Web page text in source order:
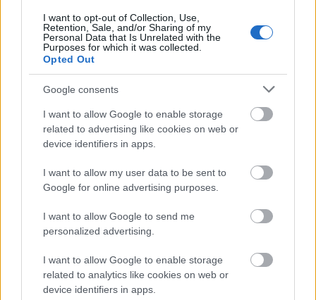
I want to opt-out of Collection, Use,
Retention, Sale, and/or Sharing of my
Personal Data that Is Unrelated with the
Purposes for which it was collected.
Opted Out
Google consents
I want to allow Google to enable storage
related to advertising like cookies on web or
device identifiers in apps.
I want to allow my user data to be sent to
Google for online advertising purposes.
I want to allow Google to send me
personalized advertising.
I want to allow Google to enable storage
related to analytics like cookies on web or
device identifiers in apps.
Christopher Moore - Bolond
Makranczos•2015. december 30.
Kedvenc nevettetőm legújabb regényét már hetekkel
korábban olvastam, de még ma is elmosolyodom,
ha csak rá gondolok. Végre visszakaptam az én
szeretett írómat. BOLOND SEGGLYUKBÓL BOLOND
SZÉL FÚJ Tarsoly jó néhány éve Lear király bolondja,
feladata elsősorban a királylányok…
Christopher Moore - A Melankólia-